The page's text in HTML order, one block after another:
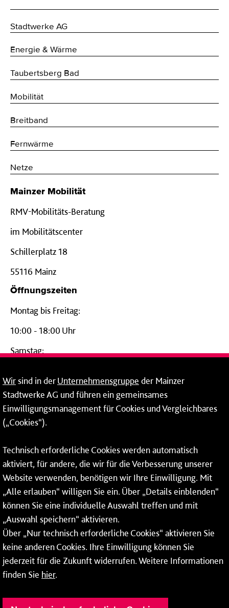
Stadtwerke AG
Energie & Wärme
Taubertsberg Bad
Mobilität
Breitband
Fernwärme
Netze
Mainzer Mobilität
RMV-Mobilitäts-Beratung
im Mobilitätscenter
Schillerplatz 18
55116 Mainz
Öffnungszeiten
Montag bis Freitag:
10:00 - 18:00 Uhr
Samstag:
24-Stunden-Telefon*
06131 – 12 77 77
Fax: 06131 – 12 66 66
* Montags bis freitags bis 7 und ab 18 Uhr sowie an
Wochenenden und Feiertagen ganztags werden Ihre
Anrufe je nach Themenauswahl an ein Callcenter des
RMV oder von nextbike weitergeleitet. Dort erhalten Sie
ausschließlich Auskünfte zum Fahrplan bzw. zu
meinRad.
Wirsind in derUnternehmensgruppe der Mainzer
Stadtwerke AG und führen ein gemeinsames
Einwilligungsmanagement für Cookies und Vergleichbares
(„Cookies“).
Technisch erforderliche Cookies werden automatisch
aktiviert, für andere, die wir für die Verbesserung unserer
Website verwenden, benötigen wir Ihre Einwilligung. Mit
„Alle erlauben“ willigen Sie ein. Über „Details einblenden“
können Sie eine individuelle Auswahl treffen und mit
„Auswahl speichern“ aktivieren.
Über „Nur technisch erforderliche Cookies“ aktivieren Sie
keine anderen Cookies. Ihre Einwilligung können Sie
jederzeit für die Zukunft widerrufen. Weitere Informationen
finden Sie hier.